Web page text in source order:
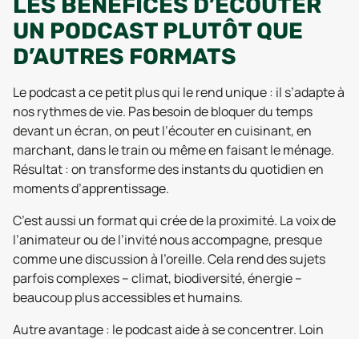
UN PODCAST PLUTÔT QUE
D’AUTRES FORMATS
Le podcast a ce petit plus qui le rend unique : il s’adapte à
nos rythmes de vie. Pas besoin de bloquer du temps
devant un écran, on peut l’écouter en cuisinant, en
marchant, dans le train ou même en faisant le ménage.
Résultat : on transforme des instants du quotidien en
moments d’apprentissage.
C’est aussi un format qui crée de la proximité. La voix de
l’animateur ou de l’invité nous accompagne, presque
comme une discussion à l’oreille. Cela rend des sujets
parfois complexes – climat, biodiversité, énergie –
beaucoup plus accessibles et humains.
Autre avantage : le podcast aide à se concentrer. Loin